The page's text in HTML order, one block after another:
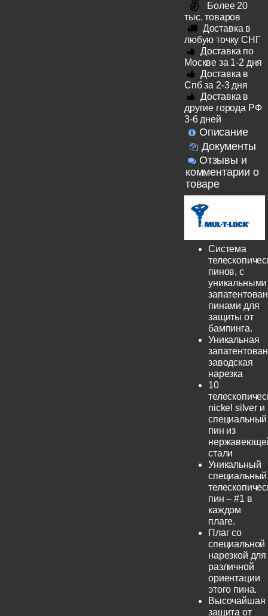
Более 20
тыс. товаров
Доставка в
любую точку СНГ
Доставка по
Москве за 1-2 дня
Доставка в
Спб за 2-3 дня
Доставка в
другие города РФ
3-6 дней
Описание
Документы
Отзывы и
комментарии о
товаре
Система
пинов, с
уникальными
пинами для
защиты от
бампинга.
Уникальная
заводская
нарезка
10
nickel silver и
специальный
пин из
стали
Уникальный
специальный
пин – #1 в
каждом
плаге.
Плаг со
специальной
нарезкой для
различной
ориентации
этого пина.
Высочайшая
защита от